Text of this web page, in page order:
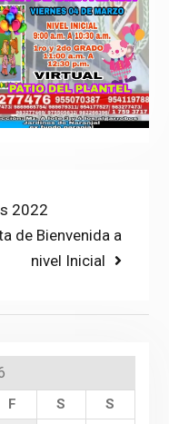
2022
de Bienvenida a
nivel Inicial
F S
S